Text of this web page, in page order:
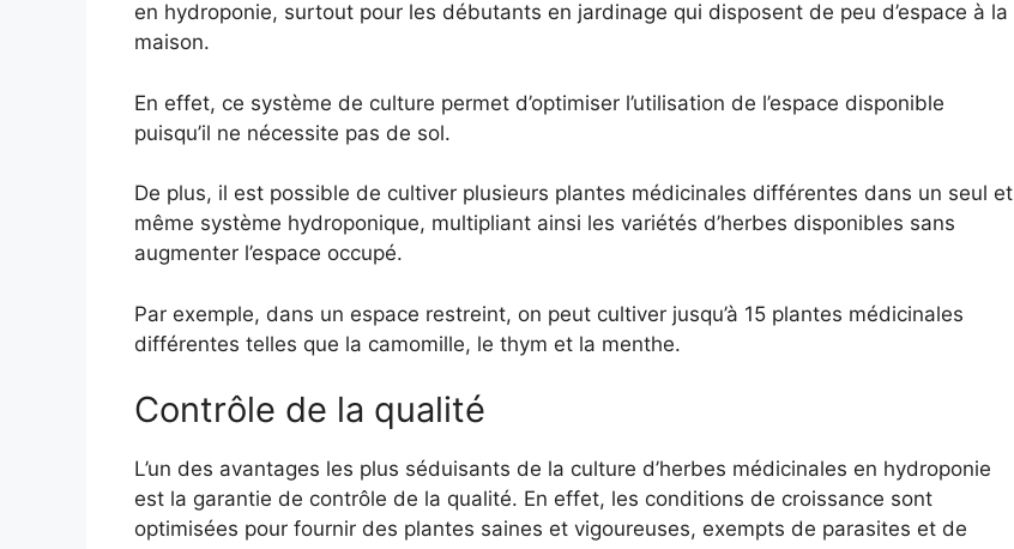
en hydroponie, surtout pour les débutants en jardinage qui disposent de peu d’espace à la
maison.
En effet, ce système de culture permet d’optimiser l’utilisation de l’espace disponible
puisqu’il ne nécessite pas de sol.
De plus, il est possible de cultiver plusieurs plantes médicinales différentes dans un seul et
même système hydroponique, multipliant ainsi les variétés d’herbes disponibles sans
augmenter l’espace occupé.
Par exemple, dans un espace restreint, on peut cultiver jusqu’à 15 plantes médicinales
différentes telles que la camomille, le thym et la menthe.
Contrôle de la qualité
L’un des avantages les plus séduisants de la culture d’herbes médicinales en hydroponie
est la garantie de contrôle de la qualité. En effet, les conditions de croissance sont
optimisées pour fournir des plantes saines et vigoureuses, exempts de parasites et de